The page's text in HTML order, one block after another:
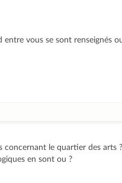
entre vous se sont renseignés
concernant le quartier des arts ?
en sont ou ?